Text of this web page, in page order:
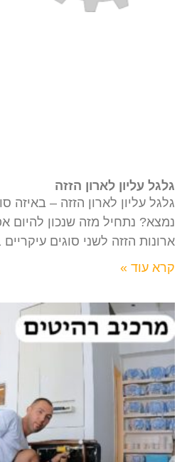
גלגל עליון לארון הזזה
גלגל עליון לארון הזזה – באיזה
נמצא? נתחיל מזה שנכון להיום
ארונות הזזה לשני סוגים עיקריים 1.
קרא עוד »